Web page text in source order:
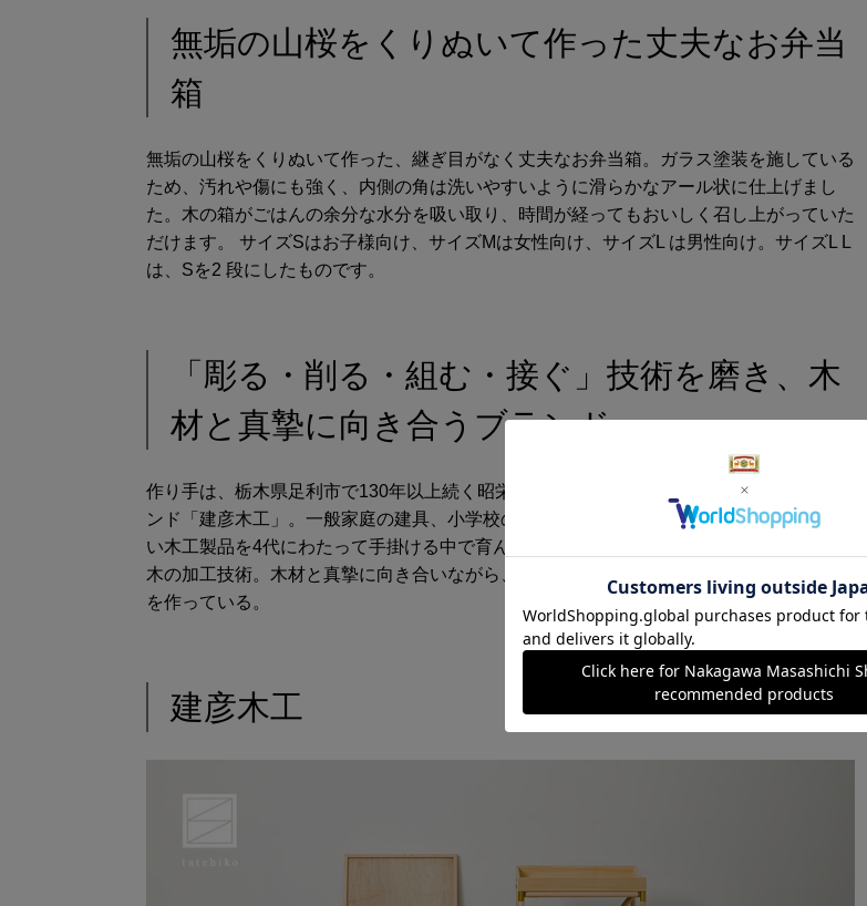
無垢の山桜をくりぬいて作った丈夫なお弁当
箱
無垢の山桜をくりぬいて作った、継ぎ目がなく丈夫なお弁当箱。ガラス塗装を施している
ため、汚れや傷にも強く、内側の角は洗いやすいように滑らかなアール状に仕上げまし
た。木の箱がごはんの余分な水分を吸い取り、時間が経ってもおいしく召し上がっていた
だけます。 サイズSはお子様向け、サイズMは女性向け、サイズL は男性向け。サイズL L
は、Sを2 段にしたものです。
「彫る・削る・組む・接ぐ」技術を磨き、木
材と真摯に向き合うブランド
作り手は、栃木県足利市で130年以上続く昭栄家具センターから生まれたプロダクトブラ
ンド「建彦木工」。一般家庭の建具、小学校の机や椅子、店舗什器や造作家具など、幅広
い木工製品を4代にわたって手掛ける中で育んできた「組む、彫る、接ぐ、削る」という
木の加工技術。木材と真摯に向き合いながら、その技術を主役としてデザインされた製品
を作っている。
建彦木工